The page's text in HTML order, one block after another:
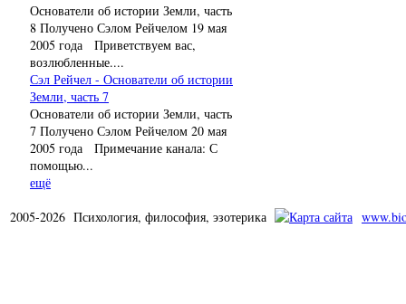
Основатели об истории Земли, часть
8 Получено Сэлом Рейчелом 19 мая
2005 года Приветствуем вас,
возлюбленные....
Сэл Рейчел - Основатели об истории
Земли, часть 7
Основатели об истории Земли, часть
7 Получено Сэлом Рейчелом 20 мая
2005 года Примечание канала: С
помощью...
ещё
2005-2026 Психология, философия, эзотерика